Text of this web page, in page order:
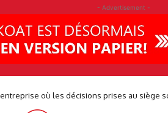
- Advertisement -
où les décisions prises au siège